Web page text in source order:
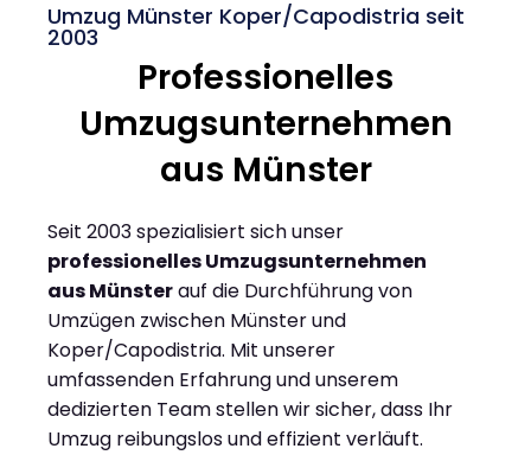
Umzug Münster Koper/Capodistria seit
2003
Professionelles
Umzugsunternehmen
aus Münster
Seit 2003 spezialisiert sich unser
professionelles Umzugsunternehmen
aus Münsterauf die Durchführung von
Umzügen zwischen Münster und
Koper/Capodistria. Mit unserer
umfassenden Erfahrung und unserem
dedizierten Team stellen wir sicher, dass Ihr
Umzug reibungslos und effizient verläuft.